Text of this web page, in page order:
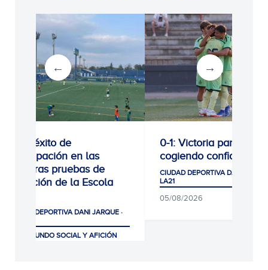
Gran éxito de
participación en las
primeras pruebas de
selección de la Escola
CIUDAD DEPORTIVA DANI JARQUE ·
CLUB, MUNDO SOCIAL Y AFICIÓN
0-1: Victoria para
cogiendo confianza
CIUDAD DEPORTIVA DANI
LA21
05/08/2026